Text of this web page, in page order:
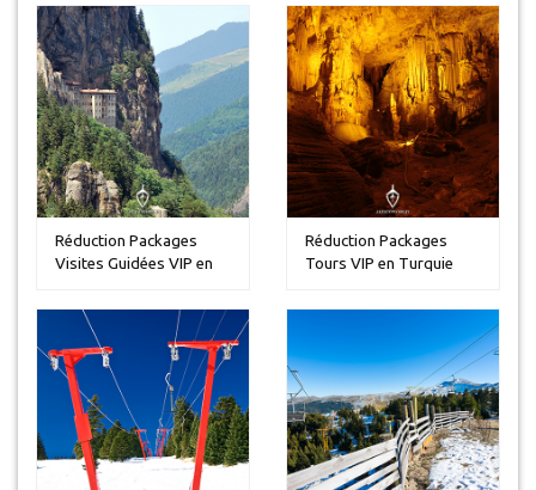
Réduction Packages
Visites Guidées VIP en
Réduction Packages
Tours VIP en Turquie